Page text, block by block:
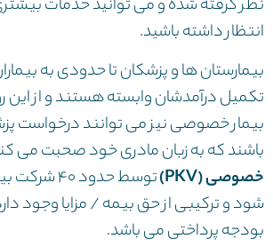
نظر گرفته شده و می توانید خدمات
انتظار داشته باشید.
بیمارستان ها و پزشکان تا حدودی به
تکمیل درآمدشان وابسته هستند و از این رو
بیمار خصوصی نیز می توانند درخواست
باشند که به زبان مادری خود صحبت می
خصوصی (PKV)
توسط حدود
شود و ترکیبی از حق بیمه / مزایا وجود
بودجه پرداختی می باشد.